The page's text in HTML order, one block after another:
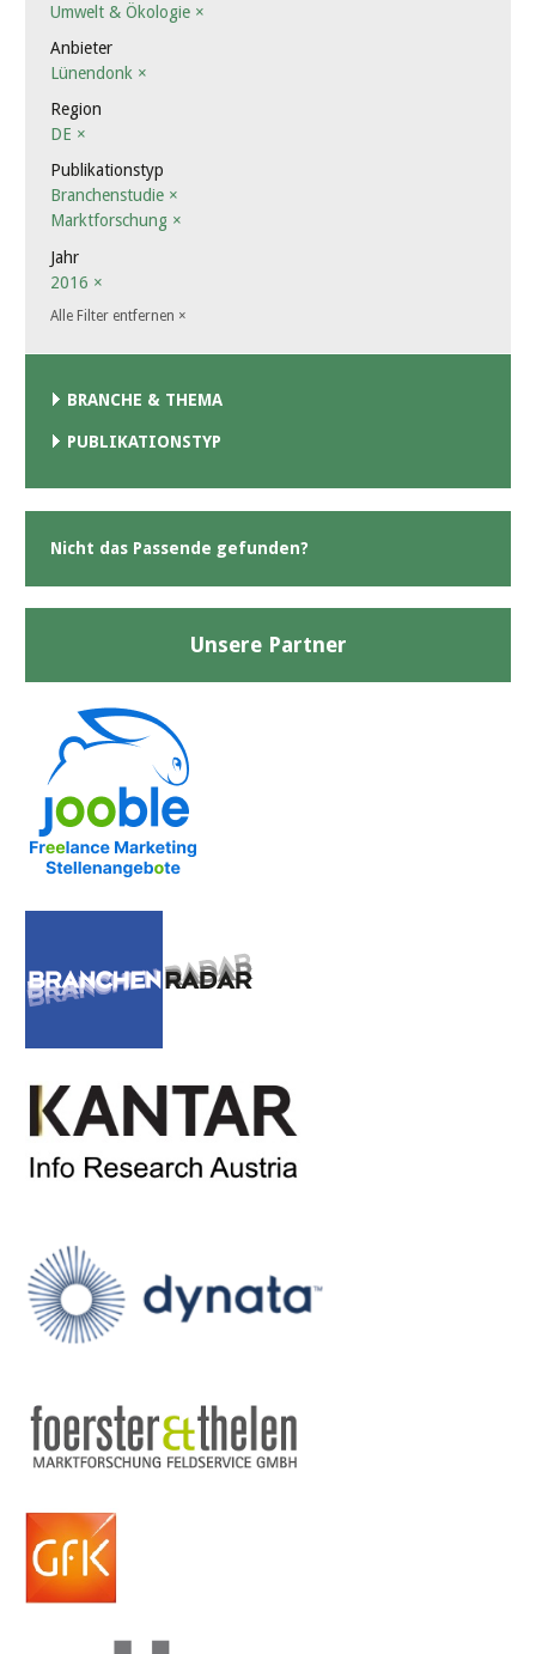
Umwelt & Ökologie ×
Anbieter
Lünendonk ×
Region
DE ×
Publikationstyp
Branchenstudie ×
Marktforschung ×
Jahr
2016 ×
Alle Filter entfernen ×
BRANCHE & THEMA
PUBLIKATIONSTYP
Nicht das Passende gefunden?
Unsere Partner